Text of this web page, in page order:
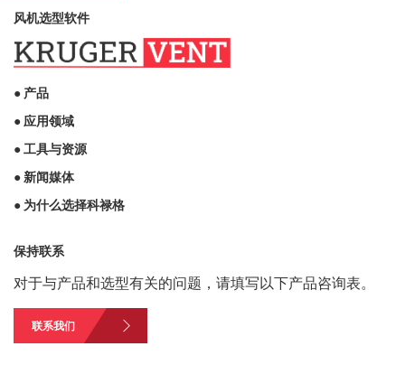
风机选型软件
● 产品
● 应用领域
● 工具与资源
● 新闻媒体
● 为什么选择科禄格
保持联系
对于与产品和选型有关的问题，请填写以下产品咨询表。
联系我们